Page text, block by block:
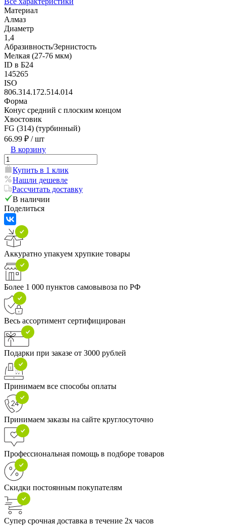
Материал
Алмаз
Диаметр
1,4
Абразивность/Зернистость
Мелкая (27-76 мкм)
ID в Б24
145265
ISO
806.314.172.514.014
Форма
Конус средний с плоским концом
Хвостовик
FG (314) (турбинный)
66.99 ₽ / шт
В корзину
Купить в 1 клик
Нашли дешевле
Рассчитать доставку
В наличии
Поделиться
Аккуратно упакуем хрупкие товары
Более 1 000 пунктов самовывоза по РФ
Весь ассортимент сертифицирован
Подарки при заказе от 3000 рублей
Принимаем все способы оплаты
Принимаем заказы на сайте круглосуточно
Профессиональная помощь в подборе товаров
Скидки постоянным покупателям
Супер срочная доставка в течение 2х часов